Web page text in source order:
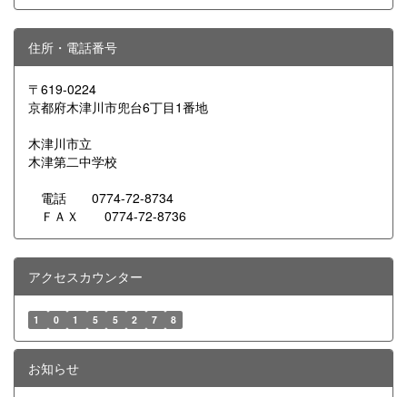
住所・電話番号
〒619-0224
京都府木津川市兜台6丁目1番地
木津川市立
木津第二中学校
電話 0774-72-8734
ＦＡＸ 0774-72-8736
アクセスカウンター
1 0 1 5 5 2 7 8
お知らせ